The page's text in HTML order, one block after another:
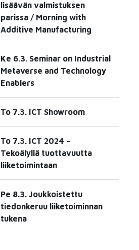
lisäävän valmistuksen
parissa / Morning with
Additive Manufacturing
Ke 6.3. Seminar on Industrial
Metaverse and Technology
Enablers
To 7.3. ICT Showroom
To 7.3. ICT 2024 –
Tekoälyllä tuottavuutta
liiketoimintaan
Pe 8.3. Joukkoistettu
tiedonkeruu liiketoiminnan
tukena